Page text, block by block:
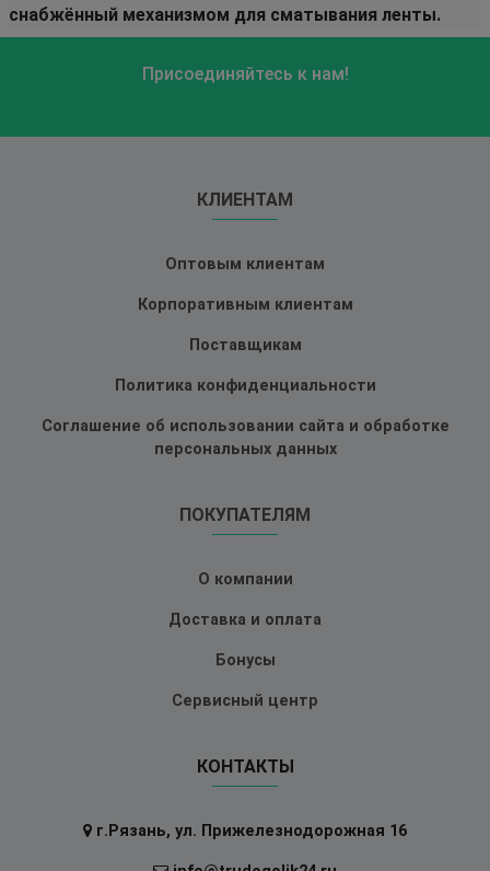
снабжённый механизмом для сматывания ленты.
Присоединяйтесь к нам!
КЛИЕНТАМ
Оптовым клиентам
Корпоративным клиентам
Поставщикам
Политика конфиденциальности
Соглашение об использовании сайта и обработке
персональных данных
ПОКУПАТЕЛЯМ
О компании
Доставка и оплата
Бонусы
Сервисный центр
КОНТАКТЫ
г.Рязань, ул. Прижелезнодорожная 16